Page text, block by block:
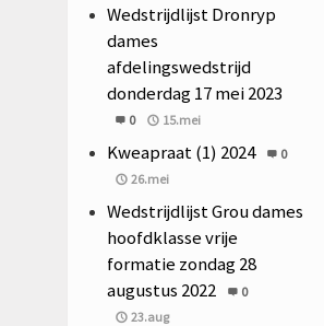
Wedstrijdlijst Dronryp
dames
afdelingswedstrijd
donderdag 17 mei 2023
0 15.mei
Kweapraat (1) 2024
0
26.mei
Wedstrijdlijst Grou dames
hoofdklasse vrije
formatie zondag 28
augustus 2022
0
23.aug